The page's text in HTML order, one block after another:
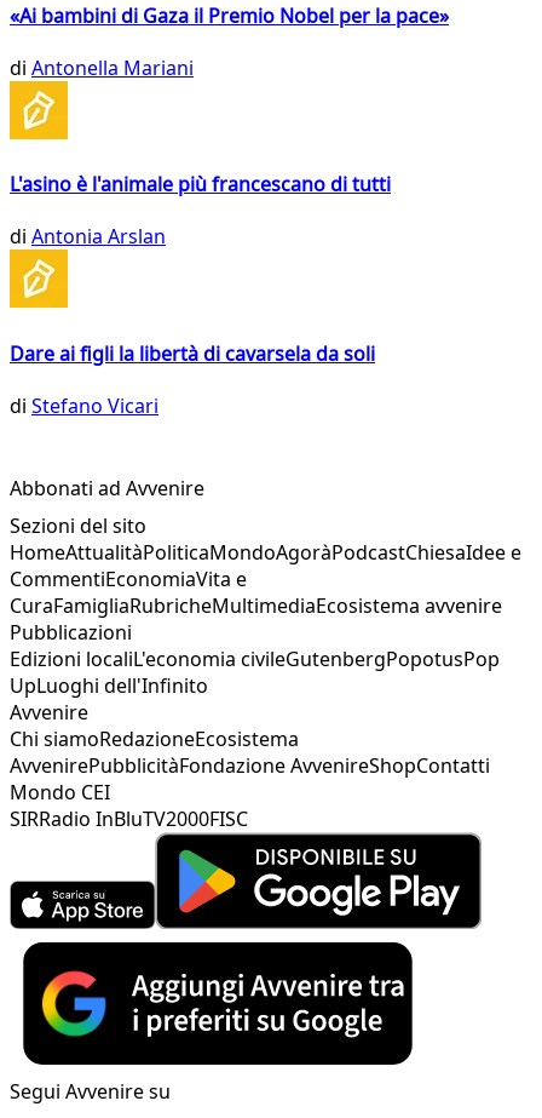
«Ai bambini di Gaza il Premio Nobel per la pace»
di Antonella Mariani
L'asino è l'animale più francescano di tutti
di Antonia Arslan
Dare ai figli la libertà di cavarsela da soli
di Stefano Vicari
Abbonati ad Avvenire
Sezioni del sito
HomeAttualitàPoliticaMondoAgoràPodcastChiesaIdee e
CommentiEconomiaVita e
CuraFamigliaRubricheMultimediaEcosistema avvenire
Pubblicazioni
Edizioni localiL'economia civileGutenbergPopotusPop
UpLuoghi dell'Infinito
Avvenire
Chi siamoRedazioneEcosistema
AvvenirePubblicitàFondazione AvvenireShopContatti
Mondo CEI
SIRRadio InBluTV2000FISC
Segui Avvenire su